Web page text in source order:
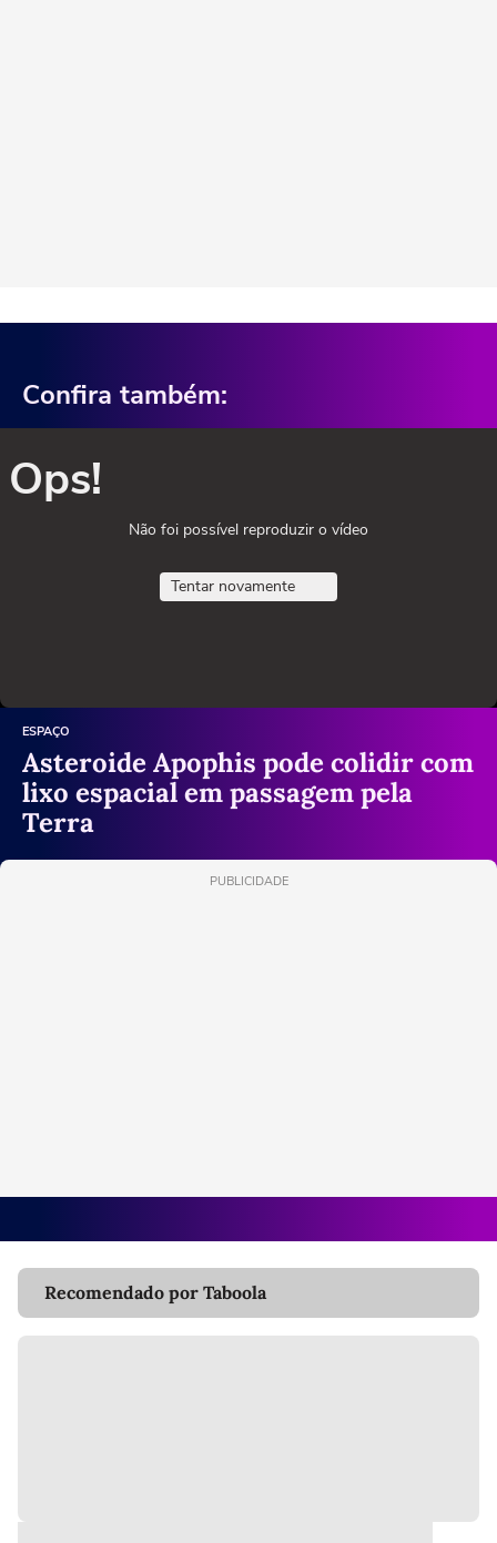
Confira também:
Ops!
Não foi possível reproduzir o vídeo
Tentar novamente
ESPAÇO
Asteroide Apophis pode colidir com
lixo espacial em passagem pela
Terra
PUBLICIDADE
Recomendado por Taboola